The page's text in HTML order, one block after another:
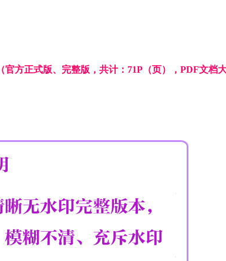
（官方正式版、完整版，共计：71P（页），PDF文档